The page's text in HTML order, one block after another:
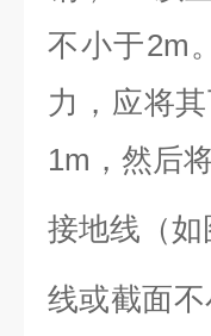
不小于2m。
力 ， 应将
1m ，然后
接地线（如
线或截面